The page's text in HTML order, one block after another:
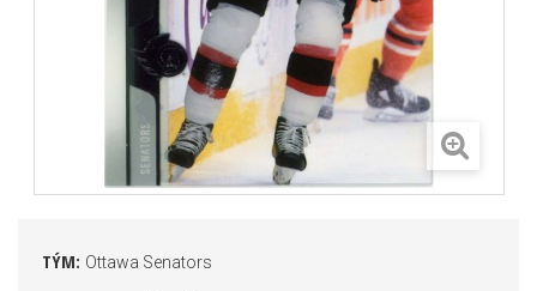
TÝM: Ottawa Senators